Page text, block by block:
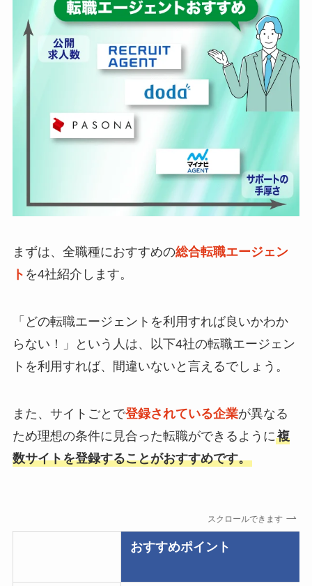
まずは、全職種におすすめの総合転職エージェン
ト を4社紹介します。
「どの転職エージェントを利用すれば良いかわか
らない！」という人は、以下4社の転職エージェン
トを利用すれば、間違いないと言えるでしょう。
また、サイトごとで登録されている企業が異なる
ため理想の条件に見合った転職ができるように複
数サイトを登録することがおすすめです。
スクロールできます
おすすめポイント